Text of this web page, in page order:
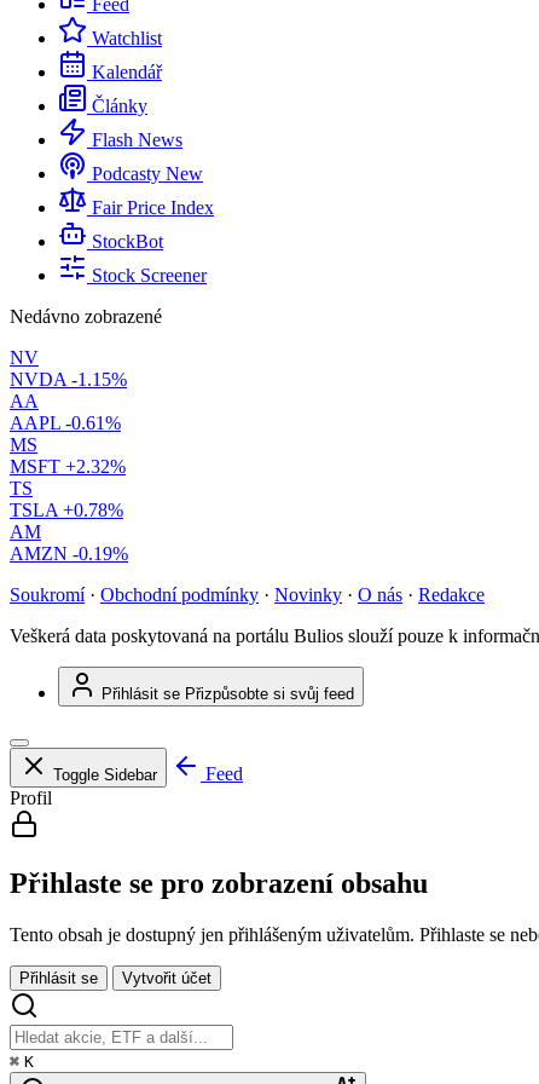
Feed
Watchlist
Kalendář
Články
Flash News
Podcasty New
Fair Price Index
StockBot
Stock Screener
Nedávno zobrazené
NV
NVDA -1.15%
AA
AAPL -0.61%
MS
MSFT +2.32%
TS
TSLA +0.78%
AM
AMZN -0.19%
Soukromí · Obchodní podmínky · Novinky · O nás · Redakce
Veškerá data poskytovaná na portálu Bulios slouží pouze k
Přihlásit se Přizpůsobte si svůj feed
Toggle Sidebar
Feed
Profil
Přihlaste se pro zobrazení obsahu
Tento obsah je dostupný jen přihlášeným uživatelům. Přihlaste se
Přihlásit se Vytvořit účet
⌘ K